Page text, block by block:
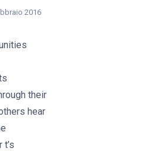
2016
their
hear
t’s